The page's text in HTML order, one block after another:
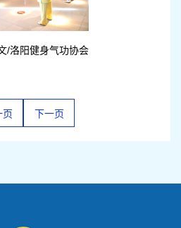
/洛阳健身气功协会
页 下一页